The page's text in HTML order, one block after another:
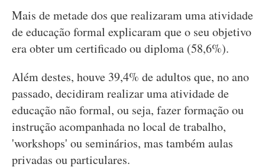
Mais de metade dos que realizaram uma atividade
de educação formal explicaram que o seu objetivo
era obter um certificado ou diploma (58,6%).
Além destes, houve 39,4% de adultos que, no ano
passado, decidiram realizar uma atividade de
educação não formal, ou seja, fazer formação ou
instrução acompanhada no local de trabalho,
'workshops' ou seminários, mas também aulas
privadas ou particulares.